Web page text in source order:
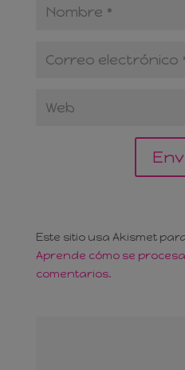
Este sitio usa Akismet
Aprende cómo se
comentarios.